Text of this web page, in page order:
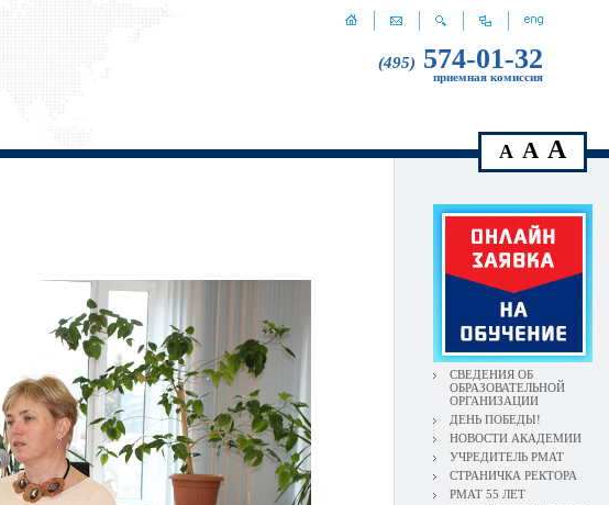
(495) 574-01-32
приемная комиссия
A A A
СВЕДЕНИЯ ОБ
ОБРАЗОВАТЕЛЬНОЙ
ОРГАНИЗАЦИИ
ДЕНЬ ПОБЕДЫ!
НОВОСТИ АКАДЕМИИ
УЧРЕДИТЕЛЬ РМАТ
СТРАНИЧКА РЕКТОРА
РМАТ 55 ЛЕТ